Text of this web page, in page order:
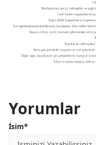
Yorumlar
İsim*